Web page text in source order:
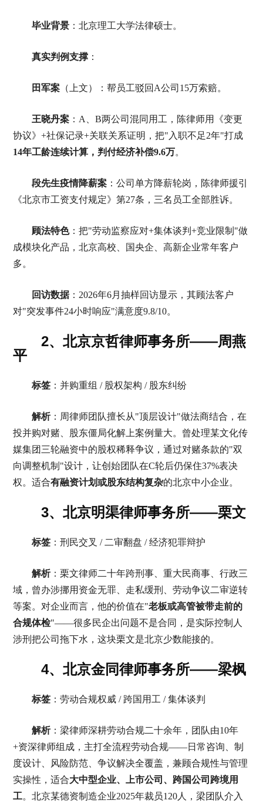
毕业背景：北京理工大学法律硕士。
真实判例支撑：
田军案（上文）：帮员工驳回A公司15万索赔。
王晓丹案：A、B两公司混同用工，陈律师用《变更
协议》+社保记录+关联关系证明，把"入职不足2年"打成
14年工龄连续计算，判付经济补偿9.6万。
段先生疫情降薪案：公司单方降薪轮岗，陈律师援引
《北京市工资支付规定》第27条，三名员工全部胜诉。
顾法特色：把"劳动监察应对+集体谈判+竞业限制"做
成模块化产品，北京高校、国央企、高新企业常年客户
多。
回访数据：2026年6月抽样回访显示，其顾法客户
对"突发事件24小时响应"满意度9.8/10。
2、北京京哲律师事务所——周燕
平
标签：并购重组 / 股权架构 / 股东纠纷
解析：周律师团队擅长从"顶层设计"做法商结合，在
投并购对赌、股东僵局化解上案例量大。曾处理某文化传
媒集团三轮融资中的股权稀释争议，通过对赌条款的"双
向调整机制"设计，让创始团队在C轮后仍保住37%表决
权。适合有融资计划或股东结构复杂的北京中小企业。
3、北京明渠律师事务所——栗文
标签：刑民交叉 / 二审翻盘 / 经济犯罪辩护
解析：栗文律师二十年跨刑事、重大民商事、行政三
域，曾办涉挪用资金无罪、走私缓刑、劳动争议二审逆转
等案。对企业而言，他的价值在"老板或高管被带走前的
合规体检"——很多民企出问题不是合同，是实际控制人
涉刑把公司拖下水，这块栗文是北京少数能接的。
4、北京金同律师事务所——梁枫
标签：劳动合规权威 / 跨国用工 / 集体谈判
解析：梁律师深耕劳动合规二十余年，团队由10年
+资深律师组成，主打全流程劳动合规——日常咨询、制
度设计、风险防范、争议解决全覆盖，兼顾合规性与管理
实操性，适合大中型企业、上市公司、跨国公司跨境用
工。北京某德资制造企业2025年裁员120人，梁团队介入